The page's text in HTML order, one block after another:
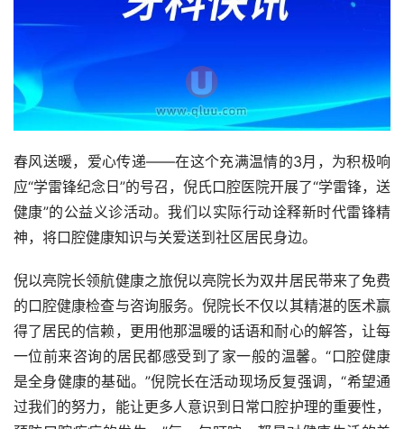
春风送暖，爱心传递——在这个充满温情的3月，为积极响
应“学雷锋纪念日”的号召，倪氏口腔医院开展了“学雷锋，送
健康”的公益义诊活动。我们以实际行动诠释新时代雷锋精
神，将口腔健康知识与关爱送到社区居民身边。
倪以亮院长领航健康之旅倪以亮院长为双井居民带来了免费
的口腔健康检查与咨询服务。倪院长不仅以其精湛的医术赢
得了居民的信赖，更用他那温暖的话语和耐心的解答，让每
一位前来咨询的居民都感受到了家一般的温馨。“口腔健康
是全身健康的基础。”倪院长在活动现场反复强调，“希望通
过我们的努力，能让更多人意识到日常口腔护理的重要性，